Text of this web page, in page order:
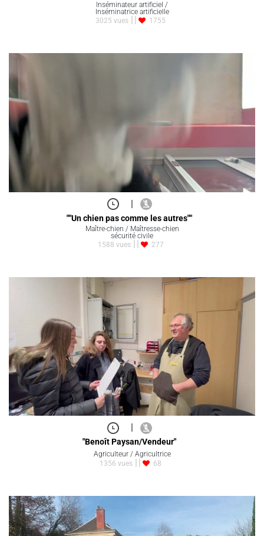
Inséminateur artificiel /
Inséminatrice artificielle
3025 vues
1755
|
""Un chien pas comme les autres""
Maître-chien / Maîtresse-chien
sécurité civile
1588 vues
277
|
"Benoît Paysan/Vendeur"
Agriculteur / Agricultrice
1356 vues
68